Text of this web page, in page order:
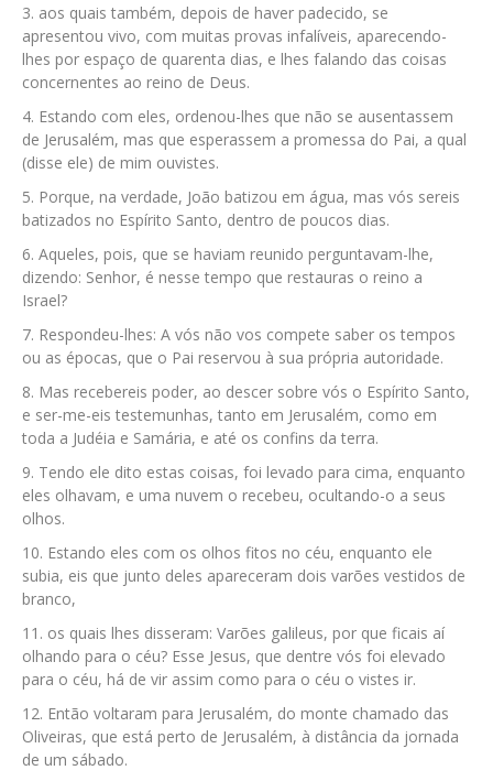
aos quais também, depois de haver padecido, se
apresentou vivo, com muitas provas infalíveis, aparecendo-
lhes por espaço de quarenta dias, e lhes falando das coisas
concernentes ao reino de Deus.
Estando com eles, ordenou-lhes que não se ausentassem
de Jerusalém, mas que esperassem a promessa do Pai, a qual
(disse ele) de mim ouvistes.
Porque, na verdade, João batizou em água, mas vós sereis
batizados no Espírito Santo, dentro de poucos dias.
Aqueles, pois, que se haviam reunido perguntavam-lhe,
dizendo: Senhor, é nesse tempo que restauras o reino a
Israel?
Respondeu-lhes: A vós não vos compete saber os tempos
ou as épocas, que o Pai reservou à sua própria autoridade.
Mas recebereis poder, ao descer sobre vós o Espírito Santo,
e ser-me-eis testemunhas, tanto em Jerusalém, como em
toda a Judéia e Samária, e até os confins da terra.
Tendo ele dito estas coisas, foi levado para cima, enquanto
eles olhavam, e uma nuvem o recebeu, ocultando-o a seus
olhos.
Estando eles com os olhos fitos no céu, enquanto ele
subia, eis que junto deles apareceram dois varões vestidos de
branco,
os quais lhes disseram: Varões galileus, por que ficais aí
olhando para o céu? Esse Jesus, que dentre vós foi elevado
para o céu, há de vir assim como para o céu o vistes ir.
Então voltaram para Jerusalém, do monte chamado das
Oliveiras, que está perto de Jerusalém, à distância da jornada
de um sábado.